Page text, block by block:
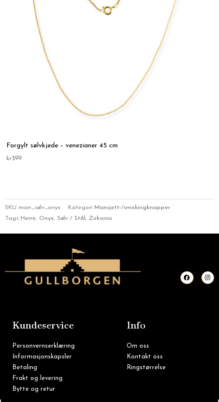
Forgylt sølvkjede – venezianer 45 cm
kr399
SKU man_sølv_onyx Kategori Mansjett-/smokingknapper
Tags Herre, Onyx, Sølv / Stål , Zirkonia
F
a
c
I
n
s
Kundeservice
Personvernserklæring
Informasjonskapsler
Betaling
Frakt og levering
Bytte og retur
Info
Om oss
Kontakt oss
Ringstørrelse